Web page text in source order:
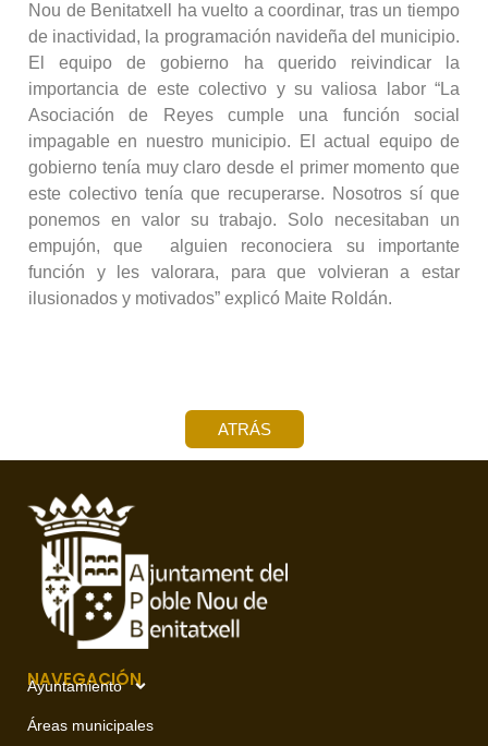
Nou de Benitatxell ha vuelto a coordinar, tras un tiempo
de inactividad, la programación navideña del municipio.
El equipo de gobierno ha querido reivindicar la
importancia de este colectivo y su valiosa labor “La
Asociación de Reyes cumple una función social
impagable en nuestro municipio. El actual equipo de
gobierno tenía muy claro desde el primer momento que
este colectivo tenía que recuperarse. Nosotros sí que
ponemos en valor su trabajo. Solo necesitaban un
empujón, que alguien reconociera su importante
función y les valorara, para que volvieran a estar
ilusionados y motivados” explicó Maite Roldán.
ATRÁS
NAVEGACIÓN
Ayuntamiento
Áreas municipales